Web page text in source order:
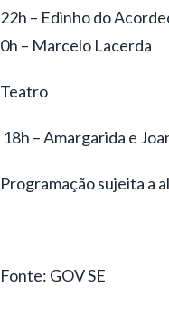
22h – Edinho do
0h – Marcelo Lacerda
Teatro
18h – Amargarida e
Programação sujeita a
Fonte: GOV SE